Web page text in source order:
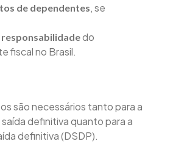
de dependentes, se
responsabilidadedo
fiscal no Brasil.
são necessários tanto para a
definitiva quanto para a
definitiva (DSDP).